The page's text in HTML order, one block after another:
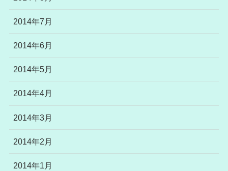
2014年7月
2014年6月
2014年5月
2014年4月
2014年3月
2014年2月
2014年1月